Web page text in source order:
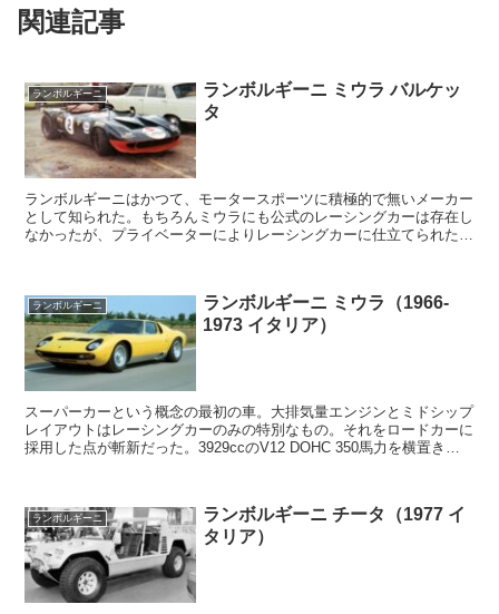
関連記事
ランボルギーニ
ランボルギーニ ミウラ バルケッ
タ
ランボルギーニはかつて、モータースポーツに積極的で無いメーカー
として知られた。もちろんミウラにも公式のレーシングカーは存在し
なかったが、プライベーターによりレーシングカーに仕立てられた個
ランボルギーニ
ランボルギーニ ミウラ（1966-
1973 イタリア）
スーパーカーという概念の最初の車。大排気量エンジンとミドシップ
レイアウトはレーシングカーのみの特別なもの。それをロードカーに
採用した点が斬新だった。3929ccのV12 DOHC 350馬力を横置きレ
ランボルギーニ
ランボルギーニ チータ（1977 イ
タリア）